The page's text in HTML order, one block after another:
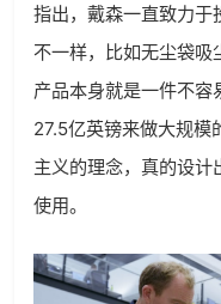
指出，戴森一直致力于
不一样，比如无尘袋吸
产品本身就是一件不容
27.5亿英镑来做大规模
主义的理念，真的设
使用。